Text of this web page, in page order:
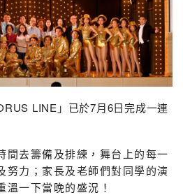
LINE」已於7月6日完成一連
間去籌備及排練，舞台上的每一
努力；家長及老師們對同學的演
溫一下當晚的盛況！